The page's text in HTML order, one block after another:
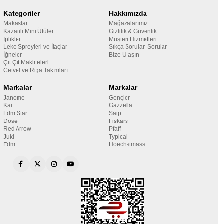
Kategoriler
Makaslar
Kazanlı Mini Ütüler
İplikler
Leke Spreyleri ve İlaçlar
İğneler
Çıt Çıt Makineleri
Cetvel ve Riga Takımları
Hakkımızda
Mağazalarımız
Gizlilik & Güvenlik
Müşteri Hizmetleri
Sıkça Sorulan Sorular
Bize Ulaşın
Markalar
Janome
Kai
Fdm Star
Dose
Red Arrow
Juki
Fdm
Markalar
Gençler
Gazzella
Saip
Fiskars
Pfaff
Typical
Hoechstmass